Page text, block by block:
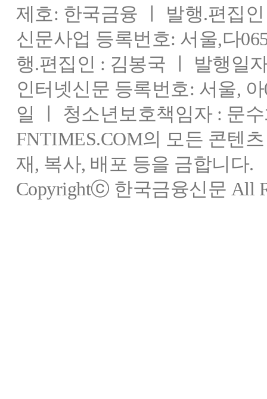
제호: 한국금융 ㅣ 발행.편집
신문사업 등록번호: 서울,다
행.편집인 : 김봉국 ㅣ 발행일
인터넷신문 등록번호: 서울,
일 ㅣ 청소년보호책임자 : 문
FNTIMES.COM의 모든 콘텐
재, 복사, 배포 등을 금합니다.
Copyrightⓒ 한국금융신문 All